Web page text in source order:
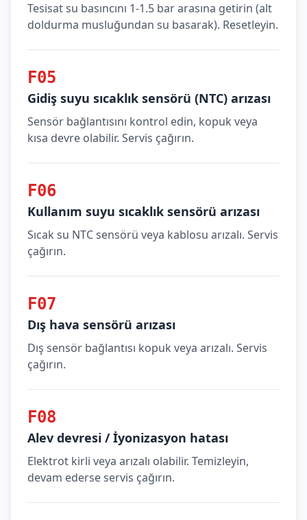
Tesisat su basıncını 1-1.5 bar arasına getirin (alt
doldurma musluğundan su basarak). Resetleyin.
F05
Gidiş suyu sıcaklık sensörü (NTC) arızası
Sensör bağlantısını kontrol edin, kopuk veya
kısa devre olabilir. Servis çağırın.
F06
Kullanım suyu sıcaklık sensörü arızası
Sıcak su NTC sensörü veya kablosu arızalı. Servis
çağırın.
F07
Dış hava sensörü arızası
Dış sensör bağlantısı kopuk veya arızalı. Servis
çağırın.
F08
Alev devresi / İyonizasyon hatası
Elektrot kirli veya arızalı olabilir. Temizleyin,
devam ederse servis çağırın.